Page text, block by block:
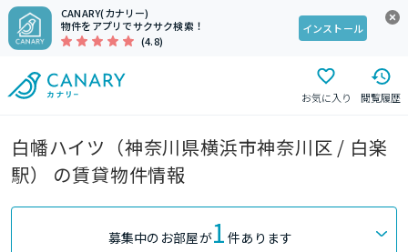
CANARY(カナリー)
物件をアプリでサクサク検索！
(4.8)
インストール
お気に入り 閲覧履歴
白幡ハイツ（神奈川県横浜市神奈川区 / 白楽
駅） の賃貸物件情報
募集中のお部屋が1 件あります